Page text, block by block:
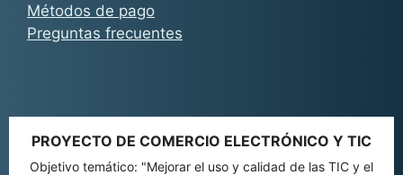
Métodos de pago
Preguntas frecuentes
PROYECTO DE COMERCIO ELECTRÓNICO Y TIC
Objetivo temático: "Mejorar el uso y calidad de las TIC y el